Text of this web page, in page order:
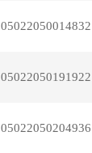
05022050014832
05022050191922
05022050204936